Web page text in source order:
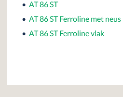
• AT 86 ST
• AT 86 ST Ferroline met neus
• AT 86 ST Ferroline vlak